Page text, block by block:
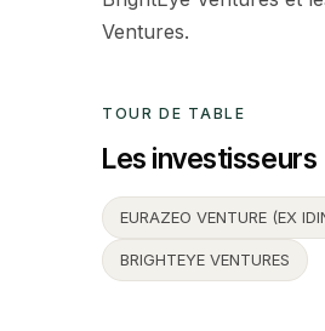
Ventures.
TOUR DE TABLE
Les investisseurs
EURAZEO VENTURE (EX
BRIGHTEYE VENTURES